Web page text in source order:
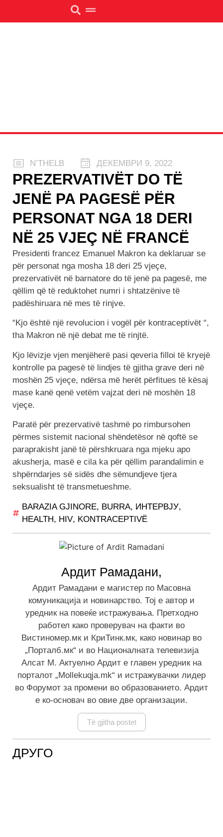
N’THELB ДЕКЕМВРИ 9, 2022
PREZERVATIVËT DO TË
JENË PA PAGESË PËR
PERSONAT NGA 18 DERI
NË 25 VJEÇ NË FRANCË
Presidenti francez Emanuel Makron ka deklaruar se
për personat nga mosha 18 deri 25 vjeçe,
prezervativët në barnatore do të jenë pa pagesë, me
qëllim që të reduktohet numri i shtatzënive të
padëshiruara në mes të rinjve.
“Kjo është një revolucion i vogël për kontraceptivët “,
tha Makron në një debat me të rinjtë.
Kjo lëvizje vjen menjëherë pasi qeveria filloi të kryejë
kontrolle pa pagesë të lindjes të gjitha grave deri në
moshën 25 vjeçe, ndërsa më herët përfitues të kësaj
mase kanë qenë vetëm vajzat deri në moshën 18
vjeçe.
Paratë për prezervativë tashmë po rimbursohen
përmes sistemit nacional shëndetësor në qoftë se
paraprakisht janë të përshkruara nga mjeku apo
akusherja, masë e cila ka për qëllim parandalimin e
shpërndarjes së sidës dhe sëmundjeve tjera
seksualisht të transmetueshme.
BARAZIA GJINORE, BURRA, ИНТЕРВЈУ,
HEALTH, HIV, KONTRACEPTIVË
Ардит Рамадани,
Ардит Рамадани е магистер по Масовна
комуникација и новинарство. Тој е автор и
уредник на повеќе истражувања. Претходно
работел како проверувач на факти во
Вистиномер.мк и КриТинк.мк, како новинар во
„Порталб.мк“ и во Националната телевизија
Алсат М. Актуелно Ардит е главен уредник на
порталот „Mollekuqja.mk“ и истражувачки лидер
во Форумот за промени во образованието. Ардит
е ко-основач во овие две организации.
Të gjitha postet
ДРУГО